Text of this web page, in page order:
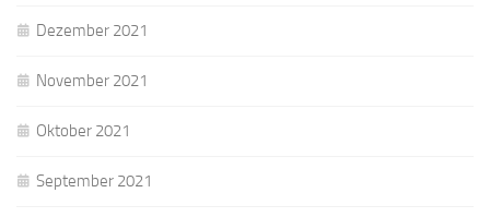
Dezember 2021
November 2021
Oktober 2021
September 2021